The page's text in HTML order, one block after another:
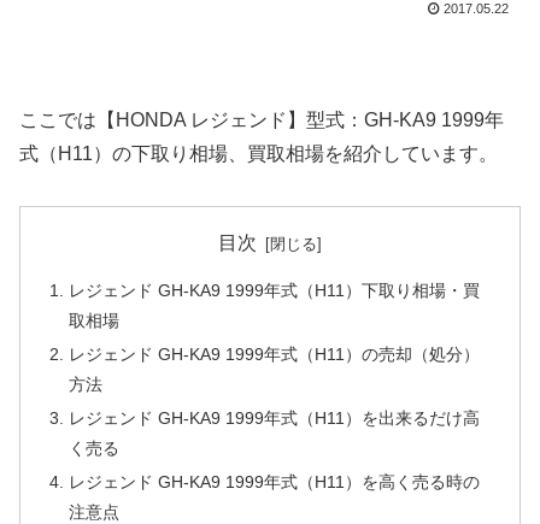
2017.05.22
ここでは【HONDA レジェンド】型式：GH-KA9 1999年
式（H11）の下取り相場、買取相場を紹介しています。
目次
レジェンド GH-KA9 1999年式（H11）下取り相場・買
取相場
レジェンド GH-KA9 1999年式（H11）の売却（処分）
方法
レジェンド GH-KA9 1999年式（H11）を出来るだけ高
く売る
レジェンド GH-KA9 1999年式（H11）を高く売る時の
注意点